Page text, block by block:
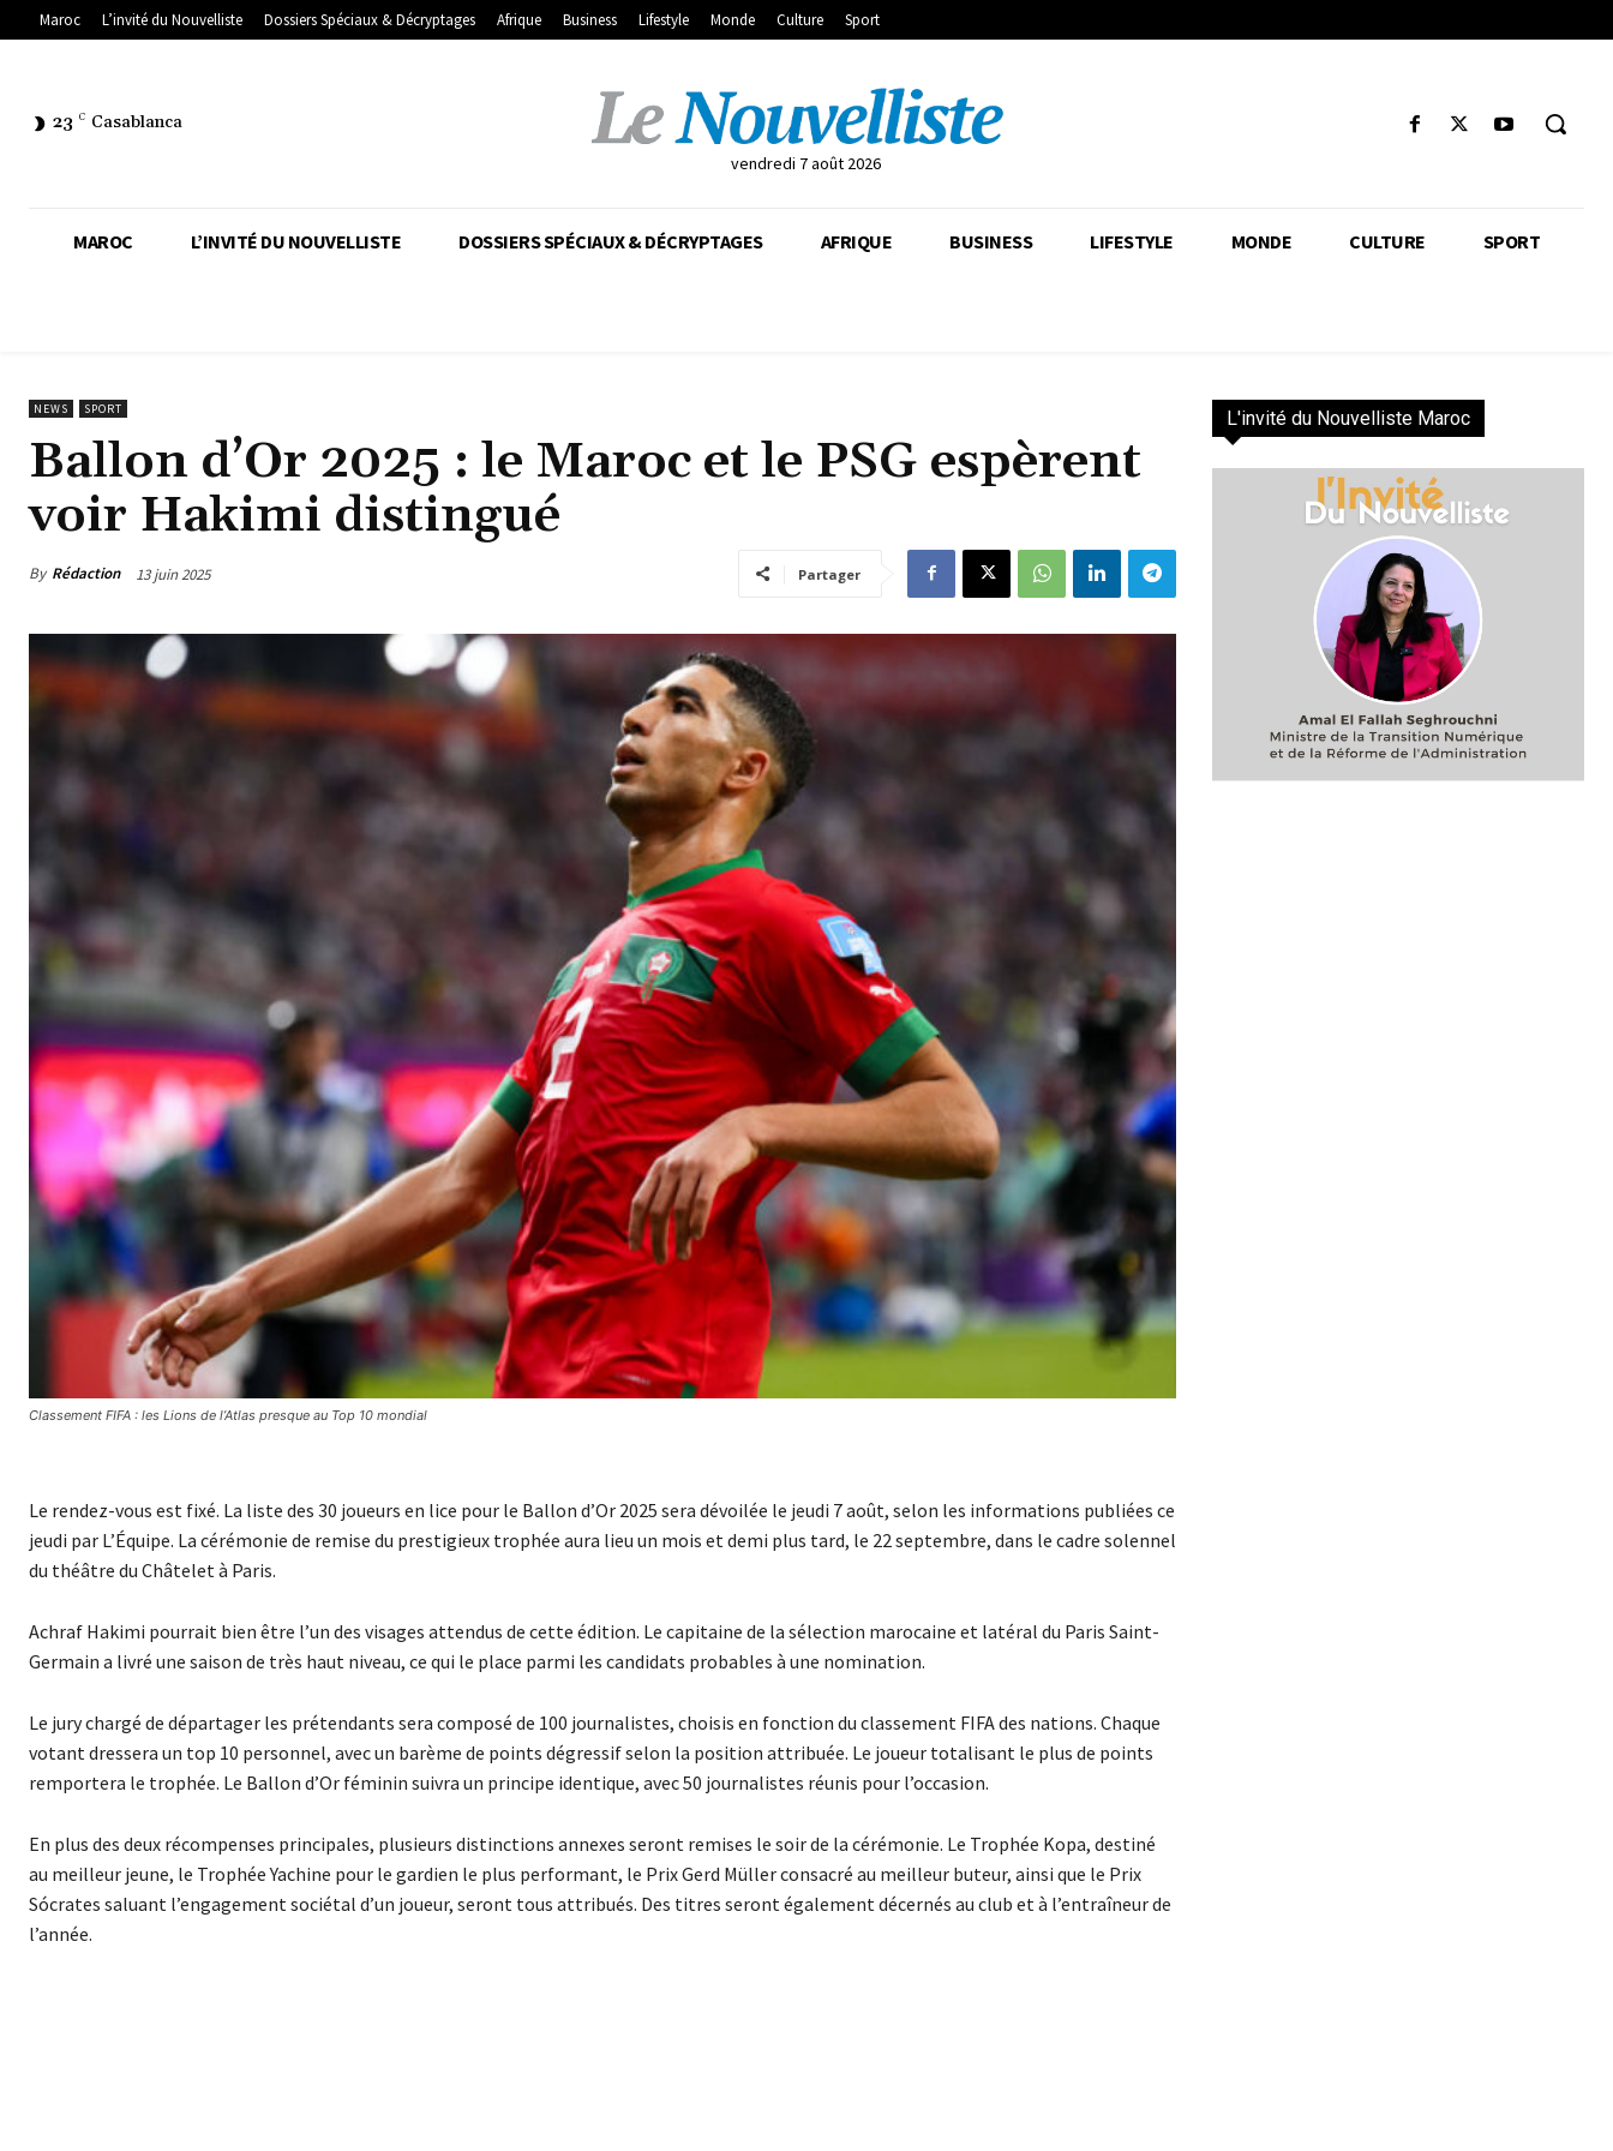
Maroc L’invité du Nouvelliste Dossiers Spéciaux & Décryptages Afrique Business Lifestyle Monde Culture Sport
23 C Casablanca
vendredi 7 août 2026
MAROC L’INVITÉ DU NOUVELLISTE DOSSIERS SPÉCIAUX & DÉCRYPTAGES AFRIQUE BUSINESS LIFESTYLE MONDE CULTURE SPORT
NEWS SPORT
Ballon d’Or 2025 : le Maroc et le PSG espèrent
voir Hakimi distingué
By Rédaction 13 juin 2025 Partager
Classement FIFA : les Lions de l’Atlas presque au Top 10 mondial
Le rendez-vous est fixé. La liste des 30 joueurs en lice pour le Ballon d’Or 2025 sera dévoilée le jeudi 7 août, selon les informations publiées ce
jeudi par L’Équipe. La cérémonie de remise du prestigieux trophée aura lieu un mois et demi plus tard, le 22 septembre, dans le cadre solennel
du théâtre du Châtelet à Paris.
Achraf Hakimi pourrait bien être l’un des visages attendus de cette édition. Le capitaine de la sélection marocaine et latéral du Paris Saint-
Germain a livré une saison de très haut niveau, ce qui le place parmi les candidats probables à une nomination.
Le jury chargé de départager les prétendants sera composé de 100 journalistes, choisis en fonction du classement FIFA des nations. Chaque
votant dressera un top 10 personnel, avec un barème de points dégressif selon la position attribuée. Le joueur totalisant le plus de points
remportera le trophée. Le Ballon d’Or féminin suivra un principe identique, avec 50 journalistes réunis pour l’occasion.
En plus des deux récompenses principales, plusieurs distinctions annexes seront remises le soir de la cérémonie. Le Trophée Kopa, destiné
au meilleur jeune, le Trophée Yachine pour le gardien le plus performant, le Prix Gerd Müller consacré au meilleur buteur, ainsi que le Prix
Sócrates saluant l’engagement sociétal d’un joueur, seront tous attribués. Des titres seront également décernés au club et à l’entraîneur de
l’année.
L'invité du Nouvelliste Maroc